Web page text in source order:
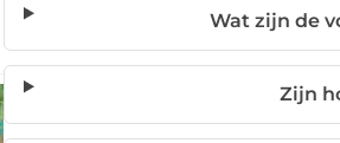
Wat zijn de
Zijn